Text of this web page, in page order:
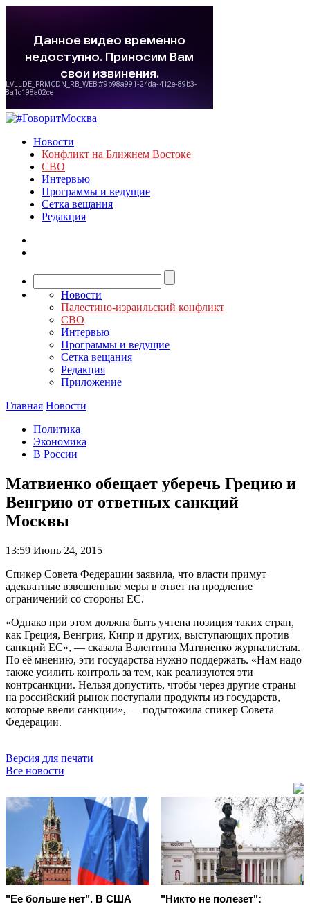
Новости
Конфликт на Ближнем Востоке
СВО
Интервью
Программы и ведущие
Сетка вещания
Редакция
Новости
Палестино-израильский конфликт
СВО
Интервью
Программы и ведущие
Сетка вещания
Редакция
Приложение
Главная Новости
Политика
Экономика
В России
Матвиенко обещает уберечь Грецию и
Венгрию от ответных санкций
Москвы
13:59 Июнь 24, 2015
Спикер Совета Федерации заявила, что власти примут
адекватные взвешенные меры в ответ на продление
ограничений со стороны ЕС.
«Однако при этом должна быть учтена позиция таких стран,
как Греция, Венгрия, Кипр и других, выступающих против
санкций ЕС», — сказала Валентина Матвиенко журналистам.
По её мнению, эти государства нужно поддержать. «Нам надо
также усилить контроль за тем, как реализуются эти
контрсанкции. Нельзя допустить, чтобы через другие страны
на российский рынок поступали продукты из государств,
которые ввели санкции», — подытожила спикер Совета
Федерации.
Версия для печати
Все новости
"Ее больше нет". В США
"Никто не полезет":